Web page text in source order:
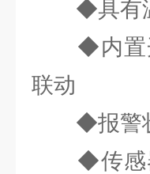
◆具有温
◆内置开
联动
◆报警状
◆传感器